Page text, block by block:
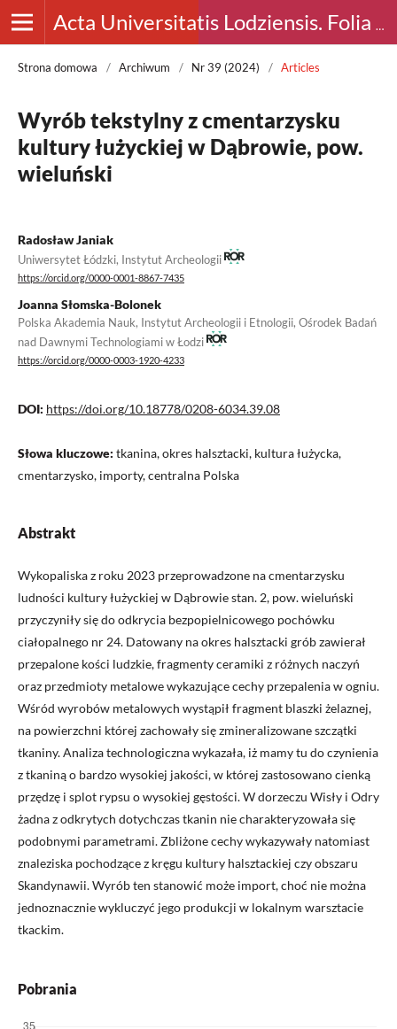
Acta Universitatis Lodziensis. Folia Archaeologica
Strona domowa / Archiwum / Nr 39 (2024) / Articles
Wyrób tekstylny z cmentarzysku
kultury łużyckiej w Dąbrowie, pow.
wieluński
Radosław Janiak
Uniwersytet Łódzki, Instytut Archeologii
https://orcid.org/0000-0001-8867-7435
Joanna Słomska-Bolonek
Polska Akademia Nauk, Instytut Archeologii i Etnologii, Ośrodek Badań
nad Dawnymi Technologiami w Łodzi
https://orcid.org/0000-0003-1920-4233
DOI: https://doi.org/10.18778/0208-6034.39.08
Słowa kluczowe: tkanina, okres halsztacki, kultura łużycka,
cmentarzysko, importy, centralna Polska
Abstrakt
Wykopaliska z roku 2023 przeprowadzone na cmentarzysku
ludności kultury łużyckiej w Dąbrowie stan. 2, pow. wieluński
przyczyniły się do odkrycia bezpopielnicowego pochówku
ciałopalnego nr 24. Datowany na okres halsztacki grób zawierał
przepalone kości ludzkie, fragmenty ceramiki z różnych naczyń
oraz przedmioty metalowe wykazujące cechy przepalenia w ogniu.
Wśród wyrobów metalowych wystąpił fragment blaszki żelaznej,
na powierzchni której zachowały się zmineralizowane szczątki
tkaniny. Analiza technologiczna wykazała, iż mamy tu do czynienia
z tkaniną o bardzo wysokiej jakości, w której zastosowano cienką
przędzę i splot rypsu o wysokiej gęstości. W dorzeczu Wisły i Odry
żadna z odkrytych dotychczas tkanin nie charakteryzowała się
podobnymi parametrami. Zbliżone cechy wykazywały natomiast
znaleziska pochodzące z kręgu kultury halsztackiej czy obszaru
Skandynawii. Wyrób ten stanowić może import, choć nie można
jednoznacznie wykluczyć jego produkcji w lokalnym warsztacie
tkackim.
Pobrania